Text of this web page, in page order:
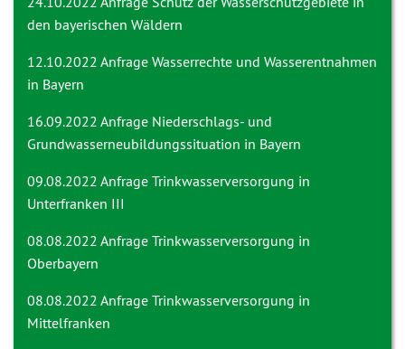
den bayerischen Wäldern
12.10.2022 Anfrage Wasserrechte und Wasserentnahmen
in Bayern
16.09.2022 Anfrage Niederschlags- und
Grundwasserneubildungssituation in Bayern
09.08.2022 Anfrage Trinkwasserversorgung in
Unterfranken III
08.08.2022 Anfrage Trinkwasserversorgung in
Oberbayern
08.08.2022 Anfrage Trinkwasserversorgung in
Mittelfranken